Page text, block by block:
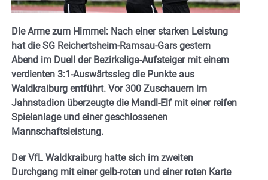
Die Arme zum Himmel: Nach einer starken Leistung
hat die SG Reichertsheim-Ramsau-Gars gestern
Abend im Duell der Bezirksliga-Aufsteiger mit einem
verdienten 3:1-Auswärtssieg die Punkte aus
Waldkraiburg entführt. Vor 300 Zuschauern im
Jahnstadion überzeugte die Mandl-Elf mit einer reifen
Spielanlage und einer geschlossenen
Mannschaftsleistung.
Der VfL Waldkraiburg hatte sich im zweiten
Durchgang mit einer gelb-roten und einer roten Karte